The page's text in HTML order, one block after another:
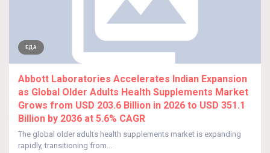
ЕДА
Abbott Laboratories Accelerates Indian Expansion
as Global Older Adults Health Supplements Market
Grows from USD 203.6 Billion in 2026 to USD 351.1
Billion by 2036 at 5.6% CAGR
The global older adults health supplements market is expanding
rapidly, transitioning from...